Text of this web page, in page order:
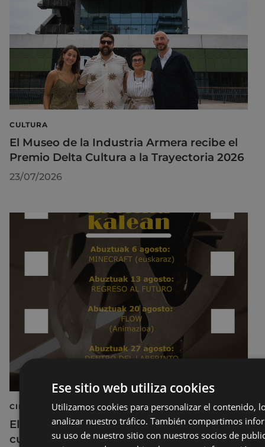
CULTURA
El Museo de la Industria Armera recibe el
Premio Delta Cultura a la Trayectoria 2026
23/07/2026
CINE AL AIRE LIBRE
El cine al aire libre regresa a Untzaga con
cuatro proyecciones durante el mes de
Ese sitio web utiliza cookies
Utilizamos cookies para personalizar el contenido,
analizar nuestro tráfico. También compartimos
su uso de nuestro sitio con nuestros socios de